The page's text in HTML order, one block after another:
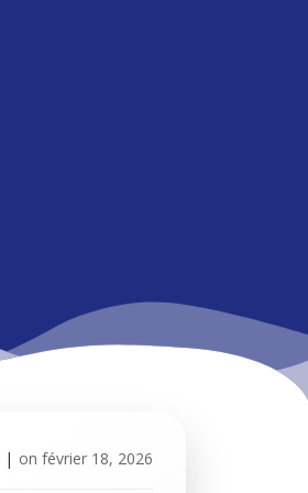
| on février 18, 2026